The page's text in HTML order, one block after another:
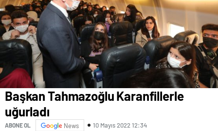
Başkan Tahmazoğlu Karanfillerle
uğurladı
ABONE OL News 10 Mayıs 2022 12:34